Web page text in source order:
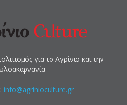
για το Αγρίνιο και την
info@agrinioculture.gr